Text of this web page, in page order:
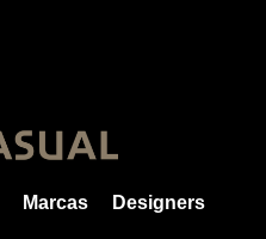
Marcas Designers